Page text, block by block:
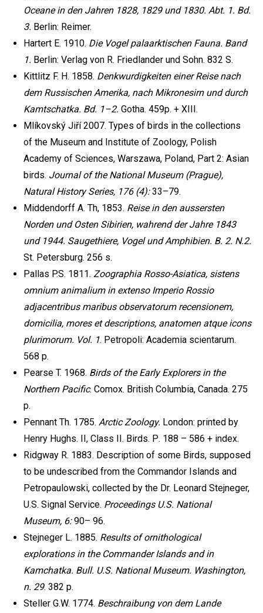
Oceane in den Jahren 1828, 1829 und 1830. Abt. 1. Bd.
3. Berlin: Reimer.
Hartert E. 1910. Die Vogel palaarktischen Fauna. Band
1. Berlin: Verlag von R. Friedlander und Sohn. 832 S.
Kittlitz F. H. 1858. Denkwurdigkeiten einer Reise nach
dem Russischen Amerika, nach Mikronesirn und durch
Kamtschatka. Bd. 1–2. Gotha. 459р. + XIII.
Mlíkovský Jiří 2007. Types of birds in the collections
of the Museum and Institute of Zoology, Polish
Academy of Sciences, Warszawa, Poland, Part 2: Asian
birds. Journal of the National Museum (Prague),
Natural History Series, 176 (4):33–79.
Middendorff A. Th, 1853. Reise in den aussersten
Norden und Osten Sibirien, wahrend der Jahre 1843
und 1944. Saugethiere, Vogel und Amphibien. B. 2. N.2.
St. Petersburg. 256 s.
Pallas P.S. 1811. Zoographia Rosso-Asiatica, sistens
omnium animalium in extenso Imperio Rossio
adjacentribus maribus observatorum recensionem,
domicilia, mores et descriptions, anatomen atque icons
plurimorum. Vol. 1. Petropoli: Academia scientarum.
568 p.
Pearse T. 1968. Birds of the Early Explorers in the
Northern Pacific. Comox. British Columbia, Canada. 275
р.
Pennant Th. 1785. Arctic Zoology. London: printed by
Henry Hughs. II, Class II. Birds. Р. 188 – 586 + index.
Ridgway R. 1883. Description of some Birds, supposed
to be undescribed from the Commandor Islands and
Petropaulowski, collected by the Dr. Leonard Stejneger,
U.S. Signal Service. Proceedings U.S. National
Museum, 6:90– 96.
Stejneger L. 1885. Results of ornithological
explorations in the Commander Islands and in
Kamchatka. Bull. U.S. National Museum. Washington,
n. 29. 382 р.
Steller G.W. 1774. Beschraibung von dem Lande